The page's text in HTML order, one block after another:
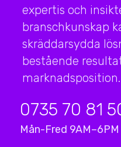
expertis och
branschkunskap
skräddarsydda
bestående
marknadsposition.
0735 70 81
Mån-Fred 9AM–6PM